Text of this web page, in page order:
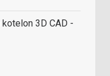
3D CAD -